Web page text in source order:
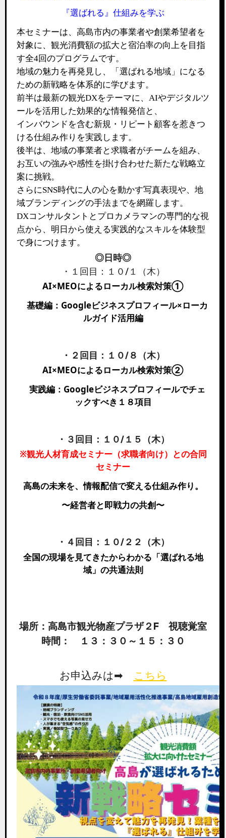
『選ばれる』仕組みを学ぶ
本セミナーは、高島市内の事業者や創業希望者を
対象に、観光消費額の拡大と宿泊率の向上を目指
す全4回のプログラムです。
地域の魅力を再発見し、「選ばれる地域」になる
ための新戦略を体系的に学びます。
前半は最新の観光DXをテーマに、 AIやデジタルツ
ールを活用した効果的な情報発信と、
インバウンドを含む新規・ リピート顧客を惹きつ
ける仕組み作りを実践します。
後半は、地域の事業者と求職者がチームを組み、
お互いの強みや感性を掛け合わせた新たな戦略立
案に挑戦。
さらにSNS時代に人の心を動かす写真表現や、地
域ブランディングの手法までを網羅します。
DXコンサルタントとプロカメラマンの専門的な視
点から、明日から使える実践的なスキルを体験型
で身につけます。
◎日時◎
・１回目：１０/１（木）
AI×MEOによるローカル検索対策①
基礎編：Googleビジネスプロフィール×ローカ
ルガイド活用編
・２回目：１０/８（木）
AI×MEOによるローカル検索対策②
実践編：Googleビジネスプロフィールでチェ
ックすべき１８項目
・３回目：１０/１５（木）
※観光人材育成セミナー（求職者向け）との合同
セミナー
高島の未来を、情報配信で変える仕組み作り。
〜経営者と即戦力の共創〜
・４回目：１０/２２（木）
全国の現場を見てきたからわかる「選ばれる地
域」の共通法則
場所：高島市観光物産プラザ２F 視聴覚室
時間： １３：３０～１５：３０
お申込みは➡ こちら